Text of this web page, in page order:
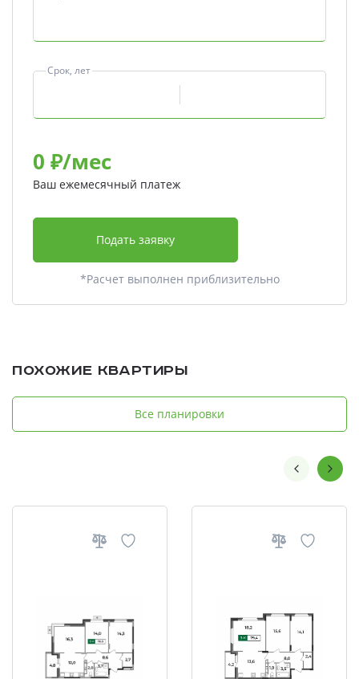
Срок, лет
0 ₽/мес
Ваш ежемесячный платеж
Подать заявку
*Расчет выполнен приблизительно
Похожие квартиры
Все планировки